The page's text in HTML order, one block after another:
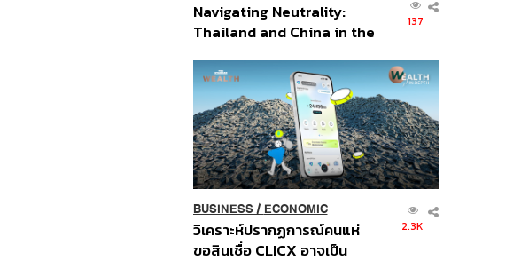
Navigating Neutrality:
Thailand and China in the
Order
137
BUSINESS/ ECONOMIC
วิเคราะห์ปรากฏการณ์คนแห่
ขอสินเชื่อ CLICX อาจเป็น
2.3K